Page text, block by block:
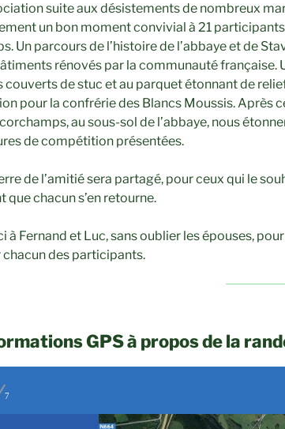
suite aux désistements de nombreux
un bon moment convivial à 21
Un parcours de l’histoire de l’abbaye et de
rénovés par la communauté française.
couverts de stuc et au parquet étonnant de
pour la confrérie des Blancs Moussis. Après
au sous-sol de l’abbaye, nous
de compétition présentées.
de l’amitié sera partagé, pour ceux qui le
que chacun s’en retourne.
à Fernand et Luc, sans oublier les épouses,
chacun des participants.
GPS à propos de la
7